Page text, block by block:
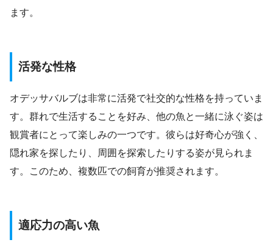
ます。
活発な性格
オデッサバルブは非常に活発で社交的な性格を持っていま
す。群れで生活することを好み、他の魚と一緒に泳ぐ姿は
観賞者にとって楽しみの一つです。彼らは好奇心が強く、
隠れ家を探したり、周囲を探索したりする姿が見られま
す。このため、複数匹での飼育が推奨されます。
適応力の高い魚